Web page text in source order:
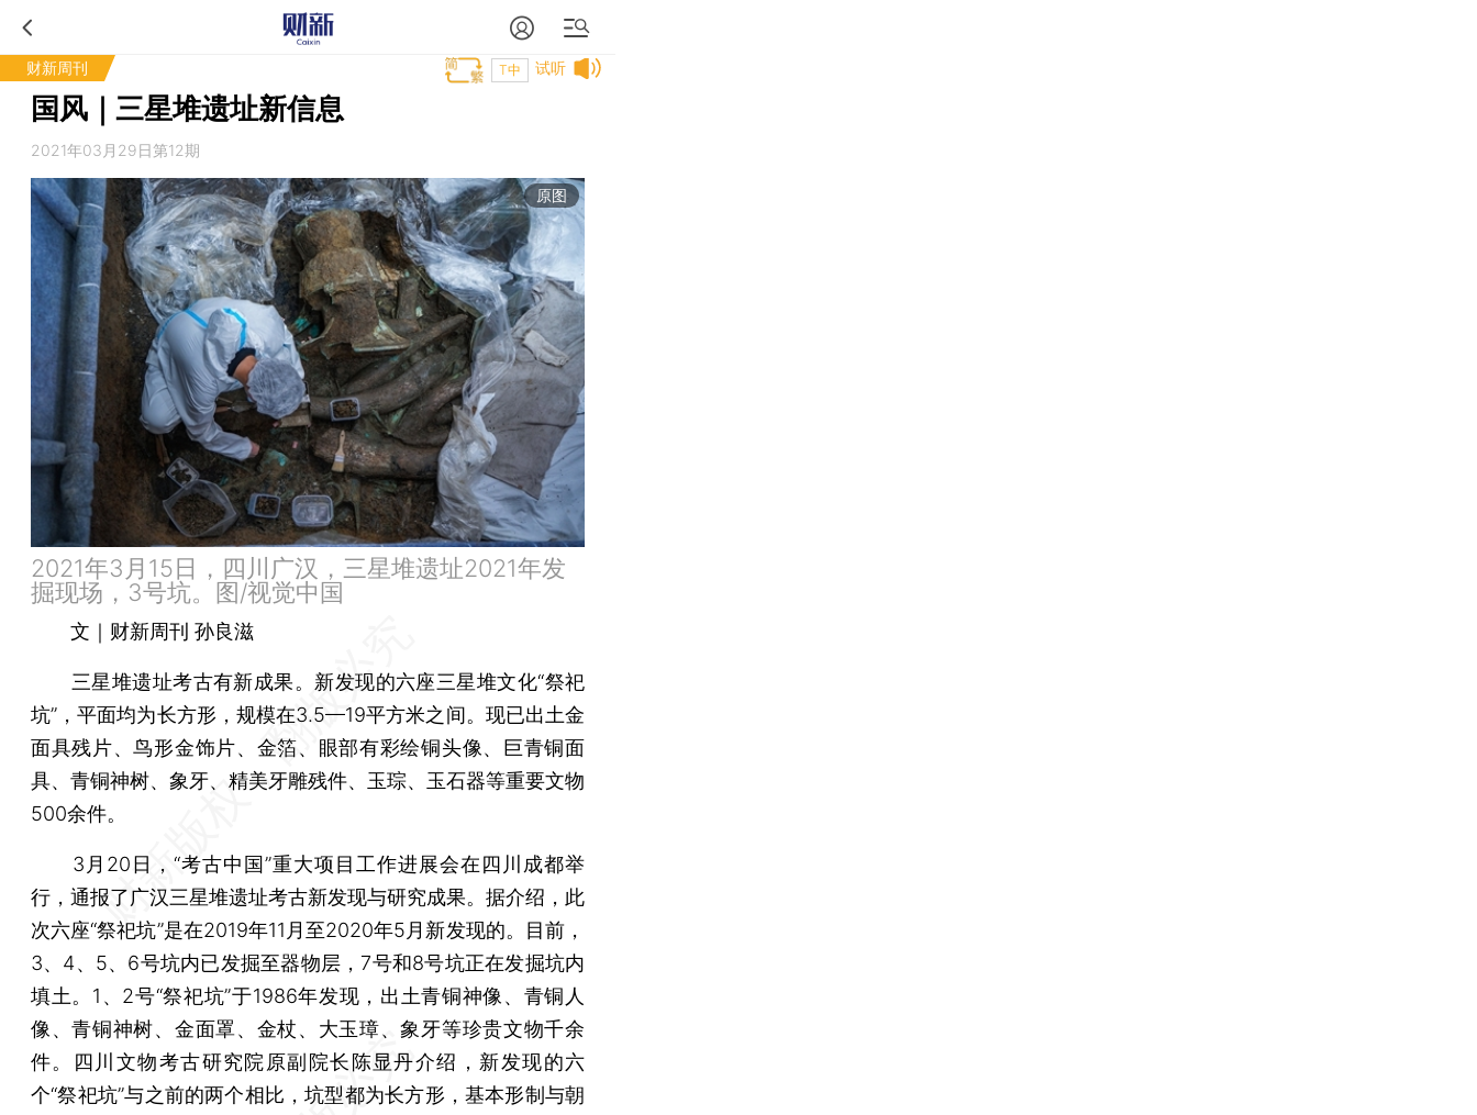
财新周刊 试听
T中
国风｜三星堆遗址新信息
2021年03月29日第12期
原图
2021年3月15日，四川广汉，三星堆遗址2021年发
掘现场，3号坑。图/视觉中国
文｜财新周刊 孙良滋
三星堆遗址考古有新成果。新发现的六座三星堆文化“祭祀
坑”，平面均为长方形，规模在3.5—19平方米之间。现已出土金
面具残片、鸟形金饰片、金箔、眼部有彩绘铜头像、巨青铜面
具、青铜神树、象牙、精美牙雕残件、玉琮、玉石器等重要文物
500余件。
3月20日，“考古中国”重大项目工作进展会在四川成都举
行，通报了广汉三星堆遗址考古新发现与研究成果。据介绍，此
次六座“祭祀坑”是在2019年11月至2020年5月新发现的。目前，
3、4、5、6号坑内已发掘至器物层，7号和8号坑正在发掘坑内
填土。1、2号“祭祀坑”于1986年发现，出土青铜神像、青铜人
像、青铜神树、金面罩、金杖、大玉璋、象牙等珍贵文物千余
件。四川文物考古研究院原副院长陈显丹介绍，新发现的六
个“祭祀坑”与之前的两个相比，坑型都为长方形，基本形制与朝